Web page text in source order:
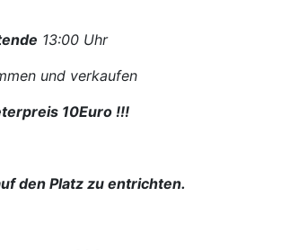
13:00 Uhr
und verkaufen
10Euro !!!
den Platz zu entrichten.